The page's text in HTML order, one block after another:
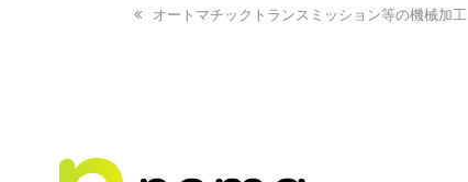
previous
オートマチックトランスミッション等の機械加